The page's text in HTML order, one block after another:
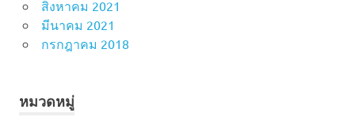
สิงหาคม 2021
มีนาคม 2021
กรกฎาคม 2018
หมวดหมู่